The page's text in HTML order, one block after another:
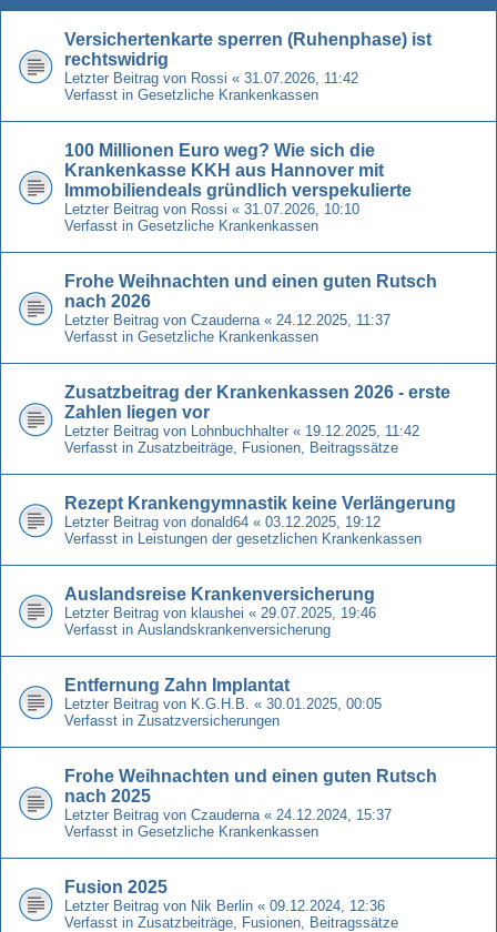
Versichertenkarte sperren (Ruhenphase) ist
rechtswidrig
Letzter Beitrag von Rossi « 31.07.2026, 11:42
Verfasst in Gesetzliche Krankenkassen
100 Millionen Euro weg? Wie sich die
Krankenkasse KKH aus Hannover mit
Immobiliendeals gründlich verspekulierte
Letzter Beitrag von Rossi « 31.07.2026, 10:10
Verfasst in Gesetzliche Krankenkassen
Frohe Weihnachten und einen guten Rutsch
nach 2026
Letzter Beitrag von Czauderna « 24.12.2025, 11:37
Verfasst in Gesetzliche Krankenkassen
Zusatzbeitrag der Krankenkassen 2026 - erste
Zahlen liegen vor
Letzter Beitrag von Lohnbuchhalter « 19.12.2025, 11:42
Verfasst in Zusatzbeiträge, Fusionen, Beitragssätze
Rezept Krankengymnastik keine Verlängerung
Letzter Beitrag von donald64 « 03.12.2025, 19:12
Verfasst in Leistungen der gesetzlichen Krankenkassen
Auslandsreise Krankenversicherung
Letzter Beitrag von klaushei « 29.07.2025, 19:46
Verfasst in Auslandskrankenversicherung
Entfernung Zahn Implantat
Letzter Beitrag von K.G.H.B. « 30.01.2025, 00:05
Verfasst in Zusatzversicherungen
Frohe Weihnachten und einen guten Rutsch
nach 2025
Letzter Beitrag von Czauderna « 24.12.2024, 15:37
Verfasst in Gesetzliche Krankenkassen
Fusion 2025
Letzter Beitrag von Nik Berlin « 09.12.2024, 12:36
Verfasst in Zusatzbeiträge, Fusionen, Beitragssätze